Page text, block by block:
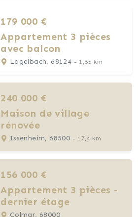
179 000 €
Appartement 3 pièces
avec balcon
Logelbach, 68124 - 1,65 km
240 000 €
Maison de village
rénovée
Issenheim, 68500 - 17,4 km
156 000 €
Appartement 3 pièces -
dernier étage
Colmar, 68000